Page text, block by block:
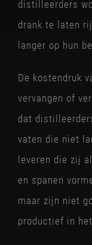
distilleerders
drank te laten
langer op hun
De kostendruk
vervangen of
dat
vaten die niet
leveren die zij
en spanen
maar zijn niet
productief in